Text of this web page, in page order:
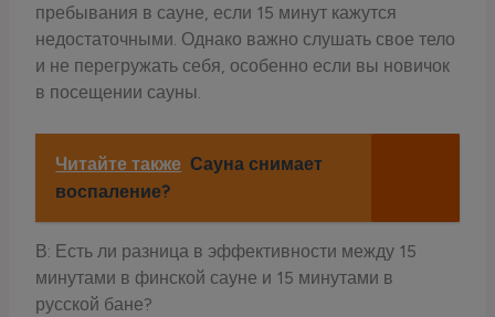
пребывания в сауне, если 15 минут кажутся
недостаточными. Однако важно слушать свое тело
и не перегружать себя, особенно если вы новичок
в посещении сауны.
Читайте также Сауна снимает
воспаление?
В: Есть ли разница в эффективности между 15
минутами в финской сауне и 15 минутами в
русской бане?